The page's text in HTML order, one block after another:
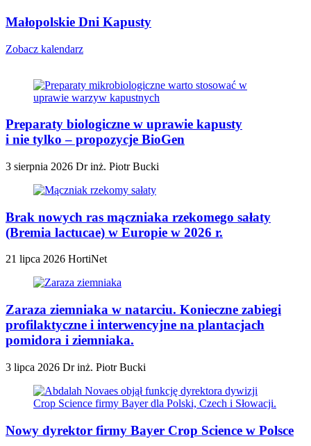
Małopolskie Dni Kapusty
Zobacz kalendarz
Preparaty biologiczne w uprawie kapusty
i nie tylko – propozycje BioGen
3 sierpnia 2026 Dr inż. Piotr Bucki
Brak nowych ras mączniaka rzekomego sałaty
(Bremia lactucae) w Europie w 2026 r.
21 lipca 2026 HortiNet
Zaraza ziemniaka w natarciu. Konieczne zabiegi
profilaktyczne i interwencyjne na plantacjach
pomidora i ziemniaka.
3 lipca 2026 Dr inż. Piotr Bucki
Nowy dyrektor firmy Bayer Crop Science w Polsce